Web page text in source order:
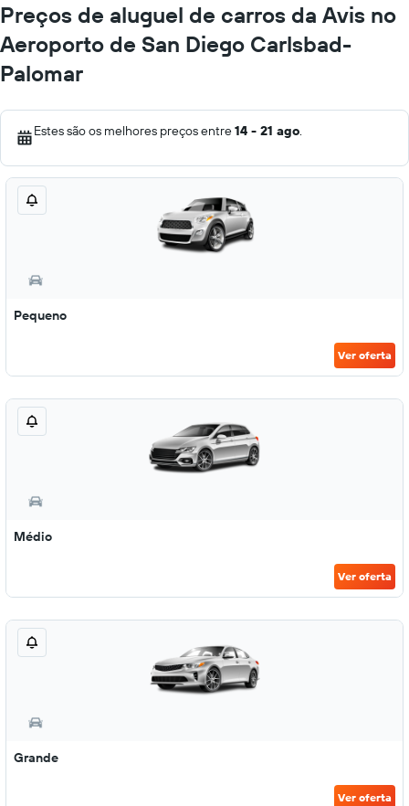
Preços de aluguel de carros da Avis no
Aeroporto de San Diego Carlsbad-
Palomar
Estes são os melhores preços entre14 - 21 ago.
Pequeno
Ver oferta
Médio
Ver oferta
Grande
Ver oferta